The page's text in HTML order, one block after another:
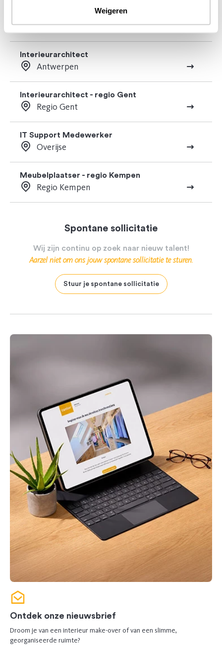
Weigeren
Opmeter - regio Leuven
Regio Leuven
Interieurarchitect
Antwerpen
Interieurarchitect - regio Gent
Regio Gent
IT Support Medewerker
Overijse
Meubelplaatser - regio Kempen
Regio Kempen
Spontane sollicitatie
Wij zijn continu op zoek naar nieuw talent!
Aarzel niet om ons jouw spontane sollicitatie te sturen.
Stuur je spontane sollicitatie
Ontdek onze nieuwsbrief
Droom je van een interieur make-over of van een slimme,
georganiseerde ruimte?